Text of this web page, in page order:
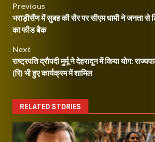
Post
navigation
Previous
भराड़ीसैंण में सुबह की सैर पर सीएम धामी ने जनता से
का फीड बैक
Next
राष्ट्रपति द्रौपदी मुर्मू ने देहरादून में किया योग:
(रि) भी हुए कार्यक्रम में शामिल
RELATED STORIES